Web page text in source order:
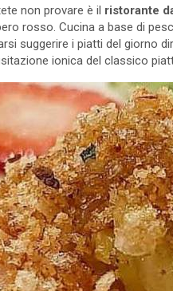
non provare è il ristorante
rosso. Cucina a base di
suggerire i piatti del giorno
ionica del classico